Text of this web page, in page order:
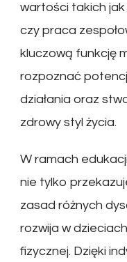
wartości takich
czy praca
kluczową funkcję
rozpoznać
działania oraz
zdrowy styl życia.
W ramach
nie tylko
zasad różnych
rozwija w
fizycznej. Dzięki